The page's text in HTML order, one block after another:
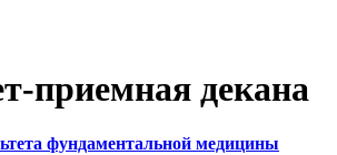
приемная декана
фундаментальной медицины